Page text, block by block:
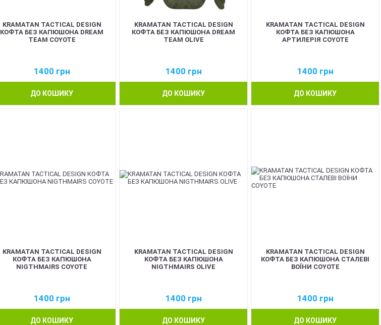
KRAMATAN TACTICAL DESIGN
КОФТА БЕЗ КАПЮШОНА DREAM
TEAM COYOTE
1400 грн
ДО КОШИКУ
KRAMATAN TACTICAL DESIGN
КОФТА БЕЗ КАПЮШОНА DREAM
TEAM OLIVE
1400 грн
ДО КОШИКУ
KRAMATAN TACTICAL DESIGN
КОФТА БЕЗ КАПЮШОНА
АРТИЛЕРІЯ COYOTE
1400 грн
ДО КОШИКУ
KRAMATAN TACTICAL DESIGN
КОФТА БЕЗ КАПЮШОНА
NIGTHMAIRS COYOTE
1400 грн
ДО КОШИКУ
KRAMATAN TACTICAL DESIGN
КОФТА БЕЗ КАПЮШОНА
NIGTHMAIRS OLIVE
1400 грн
ДО КОШИКУ
KRAMATAN TACTICAL DESIGN
КОФТА БЕЗ КАПЮШОНА СТАЛЕВІ
ВОЇНИ COYOTE
1400 грн
ДО КОШИКУ